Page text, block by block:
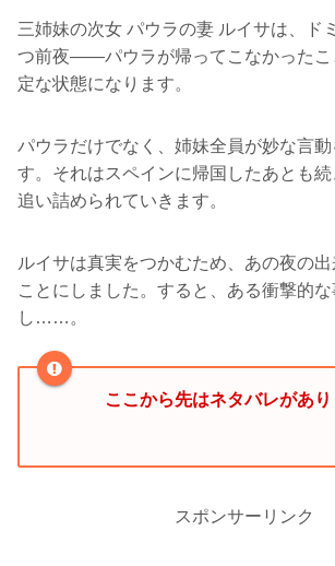
三姉妹の次女 パウラの妻 ルイサは、ド
つ前夜――パウラが帰ってこなかったこ
定な状態になります。
パウラだけでなく、姉妹全員が妙な言
す。それはスペインに帰国したあとも
追い詰められていきます。
ルイサは真実をつかむため、あの夜の
ことにしました。すると、ある衝撃的
し……。
ここから先はネタバレがあり
スポンサーリンク